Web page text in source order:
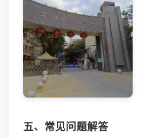
五、常见问题解答